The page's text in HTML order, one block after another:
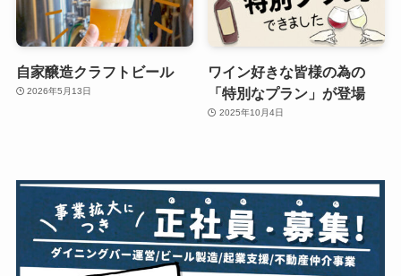
自家醸造クラフトビール
2026年5月13日
ワイン好きな皆様の為の
「特別なプラン」が登場
2025年10月4日